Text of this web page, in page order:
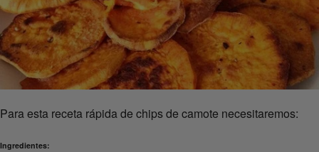
Para esta receta rápida de chips de camote necesitaremos:
Ingredientes: